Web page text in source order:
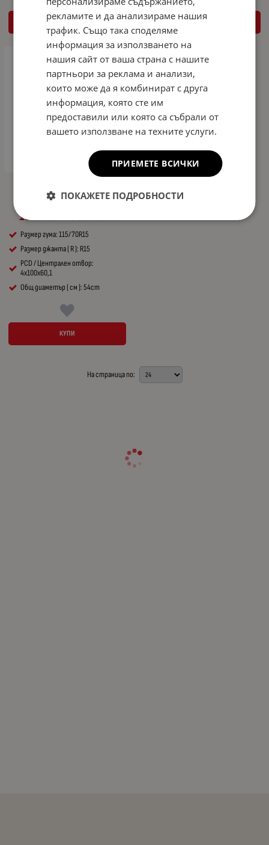
КУПИ КУПИ
KANGOO I R15 4x100x60,1 - 54см
155.00 303.15
Размер гума: 115/70R15
Размер джанта ( R ): R15
PCD / Централен отвор:
4x100x60,1
Общ диаметър ( см ): 54cm
КУПИ
На страница по:
рекламите и да анализираме нашия
трафик. Също така споделяме
информация за използването на
нашия сайт от ваша страна с нашите
партньори за реклама и анализи,
които може да я комбинират с друга
информация, която сте им
предоставили или която са събрали от
вашето използване на техните услуги.
ПРИЕМЕТЕ ВСИЧКИ
ПОКАЖЕТЕ ПОДРОБНОСТИ